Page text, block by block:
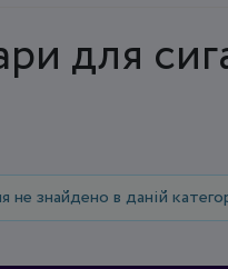
для
не знайдено в даній